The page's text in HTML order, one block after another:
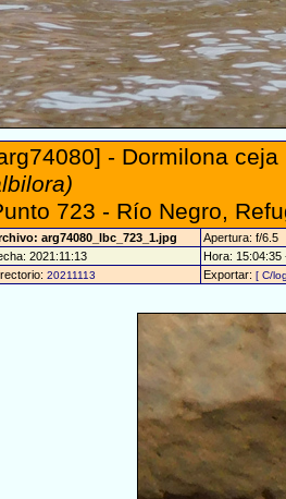
- Dormilona
723 - Río Negro,
arg74080_lbc_723_1.jpg
Apertura: f/6.5
2021:11:13
Hora: 15:04:35
20211113 Exportar: [ C/